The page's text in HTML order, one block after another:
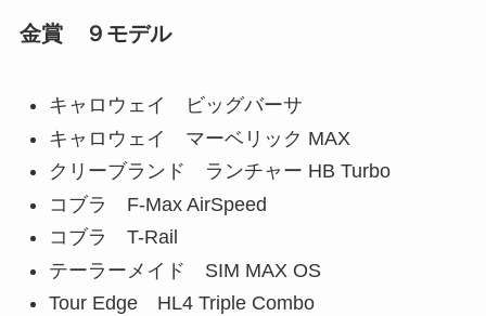
金賞 ９モデル
キャロウェイ ビッグバーサ
キャロウェイ マーベリック MAX
クリーブランド ランチャー HB Turbo
コブラ F-Max AirSpeed
コブラ T-Rail
テーラーメイド SIM MAX OS
Tour Edge HL4 Triple Combo